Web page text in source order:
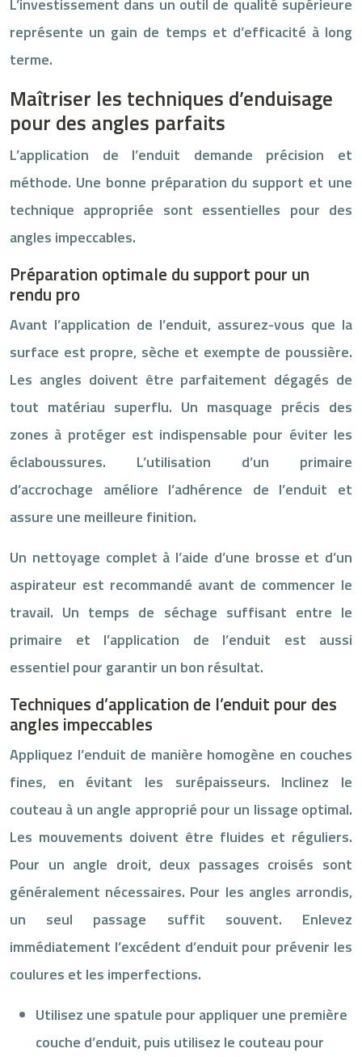
représente un gain de temps et d’efficacité à long
terme.
Maîtriser les techniques d’enduisage
pour des angles parfaits
L’application de l’enduit demande précision et
méthode. Une bonne préparation du support et une
technique appropriée sont essentielles pour des
angles impeccables.
Préparation optimale du support pour un
rendu pro
Avant l’application de l’enduit, assurez-vous que la
surface est propre, sèche et exempte de poussière.
Les angles doivent être parfaitement dégagés de
tout matériau superflu. Un masquage précis des
zones à protéger est indispensable pour éviter les
éclaboussures. L’utilisation d’un primaire
d’accrochage améliore l’adhérence de l’enduit et
assure une meilleure finition.
Un nettoyage complet à l’aide d’une brosse et d’un
aspirateur est recommandé avant de commencer le
travail. Un temps de séchage suffisant entre le
primaire et l’application de l’enduit est aussi
essentiel pour garantir un bon résultat.
Techniques d’application de l’enduit pour des
angles impeccables
Appliquez l’enduit de manière homogène en couches
fines, en évitant les surépaisseurs. Inclinez le
couteau à un angle approprié pour un lissage optimal.
Les mouvements doivent être fluides et réguliers.
Pour un angle droit, deux passages croisés sont
généralement nécessaires. Pour les angles arrondis,
un seul passage suffit souvent. Enlevez
immédiatement l’excédent d’enduit pour prévenir les
coulures et les imperfections.
Utilisez une spatule pour appliquer une première
couche d’enduit, puis utilisez le couteau pour